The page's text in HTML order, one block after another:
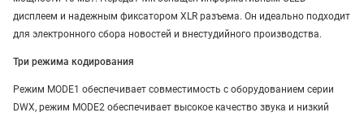
дисплеем и надежным фиксатором XLR разъема. Он идеально подходит
для электронного сбора новостей и внестудийного производства.
Три режима кодирования
Режим MODE1 обеспечивает совместимость с оборудованием серии
DWX, режим MODE2 обеспечивает высокое качество звука и низкий